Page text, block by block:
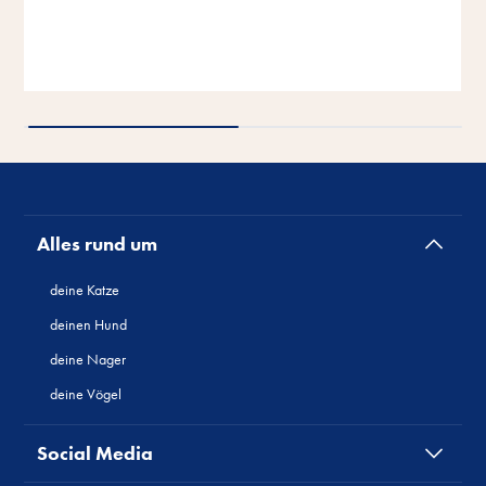
Alles rund um
deine Katze
deinen Hund
deine Nager
deine Vögel
Social Media